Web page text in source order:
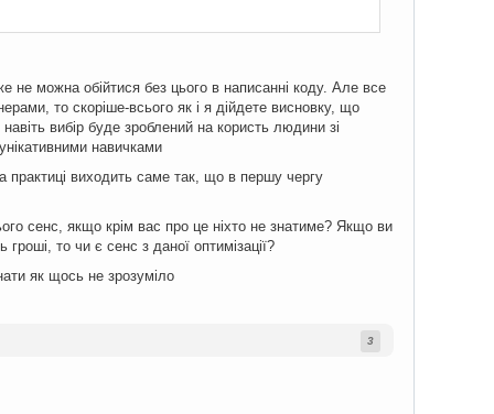
не можна обійтися без цього в написанні коду. Але все
то скоріше-всього як і я дійдете висновку, що
вибір буде зроблений на користь людини зі
навичками
практиці виходить саме так, що в першу чергу
сенс, якщо крім вас про це ніхто не знатиме? Якщо ви
то чи є сенс з даної оптимізації?
як щось не зрозуміло
3